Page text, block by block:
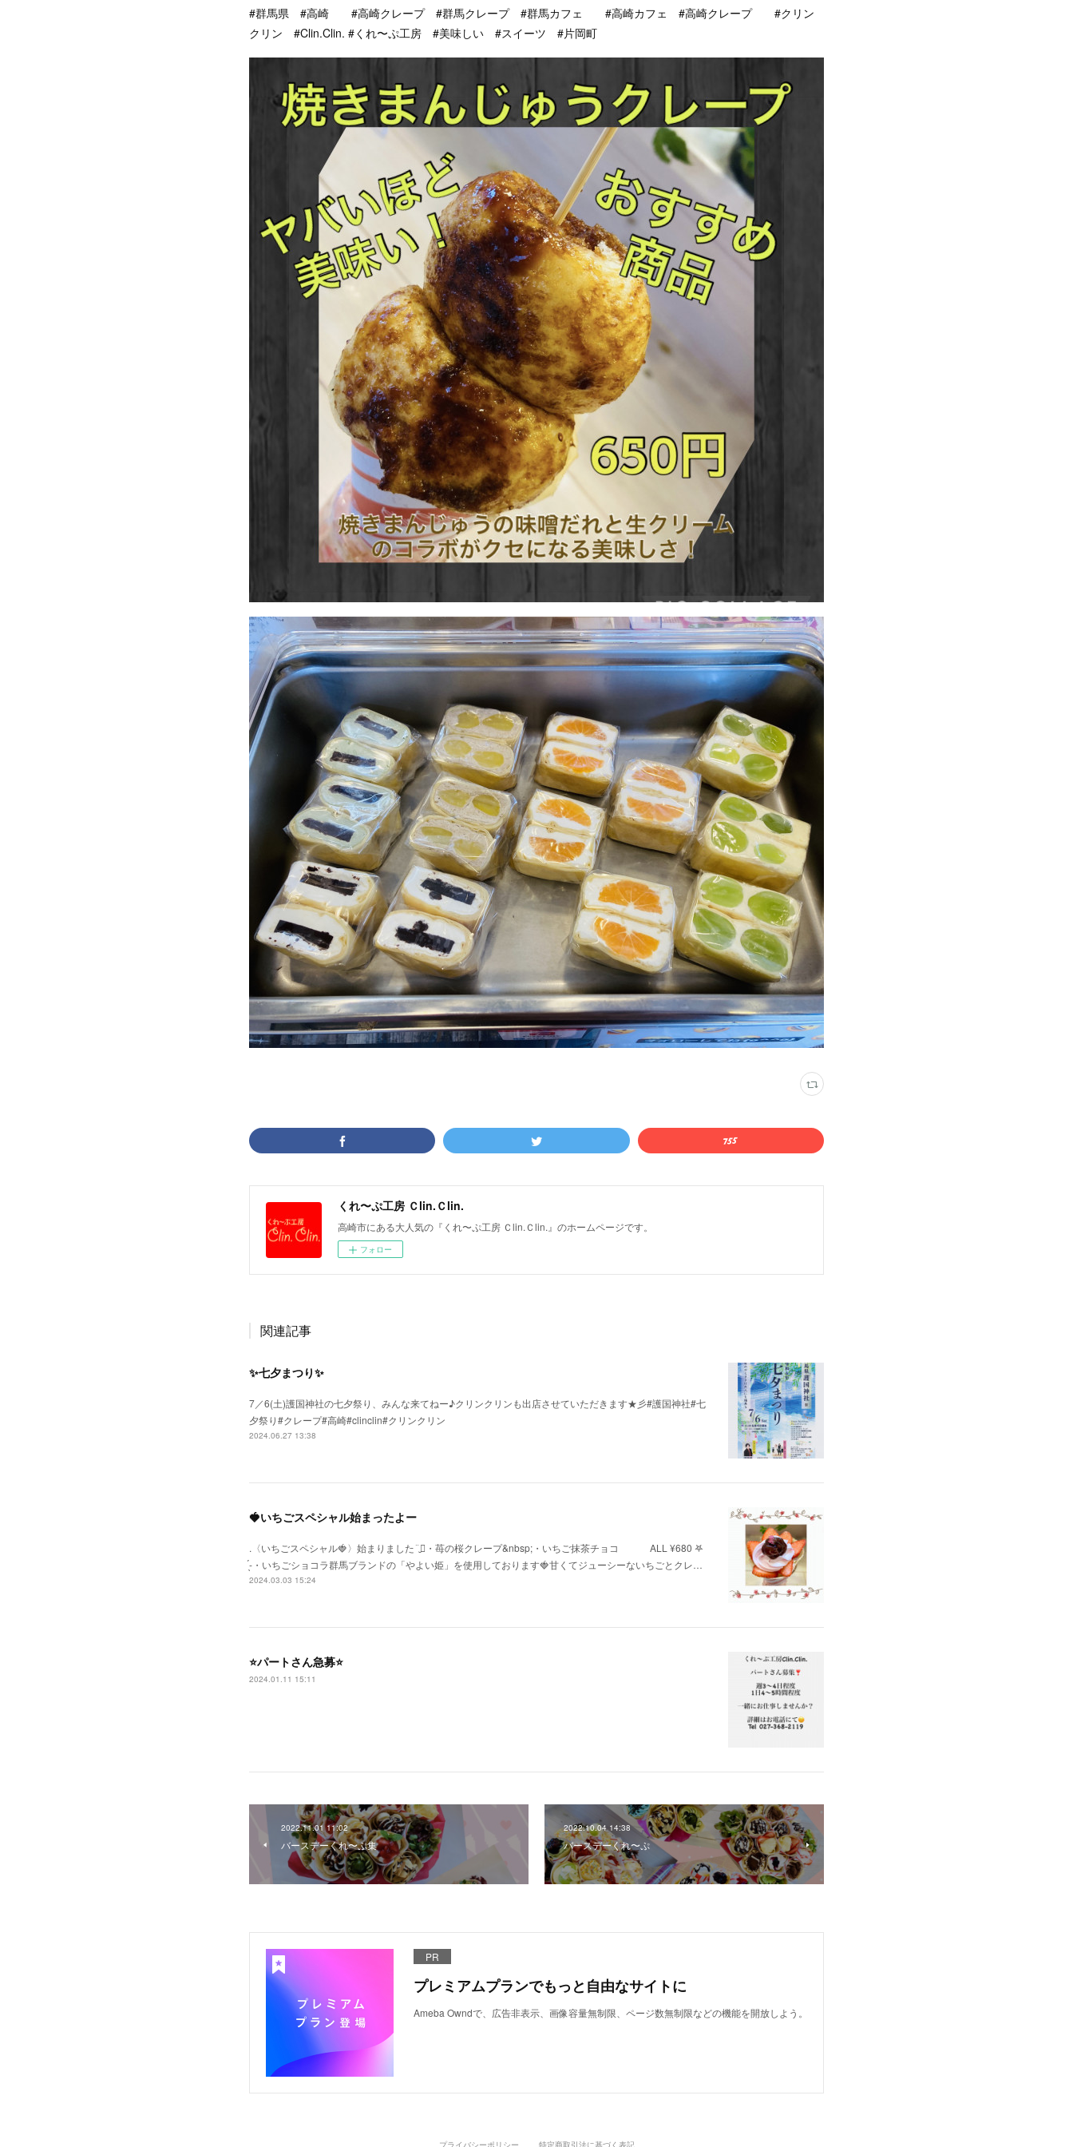
#群馬県 #高崎 #高崎クレープ #群馬クレープ #群馬カフェ #高崎カフェ #高崎クレープ #クリン
クリン #Clin.Clin. #くれ〜ぷ工房 #美味しい #スイーツ #片岡町
くれ〜ぷ工房 Ｃlin.Ｃlin.
高崎市にある大人気の『くれ〜ぷ工房 Ｃlin.Ｃlin.』のホームページです。
フォロー
関連記事
✨七夕まつり✨
7／6(土)護国神社の七夕祭り、みんな来てねー♪クリンクリンも出店させていただきます★彡#護国神社#七
夕祭り#クレープ#高崎#clinclin#クリンクリン
2024.06.27 13:38
🍓いちごスペシャル始まったよー
.〈いちごスペシャル🍓〉始まりました¨̮⃝・苺の桜クレープ&nbsp;・いちご抹茶チョコ ⠀ ⠀ ⠀ ALL ¥680 ‎𖤐
̖́-‬・いちごショコラ群馬ブランドの「やよい姫」を使用しております🍓甘くてジューシーないちごとクレ…
2024.03.03 15:24
⭐️パートさん急募⭐️
2024.01.11 15:11
2022.11.01 11:02
バースデーくれ〜ぷ集
2022.10.04 14:38
バースデーくれ〜ぷ
PR
プレミアムプランでもっと自由なサイトに
Ameba Owndで、広告非表示、画像容量無制限、ページ数無制限などの機能を開放しよう。
プライバシーポリシー 特定商取引法に基づく表記